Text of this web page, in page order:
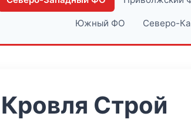
Южный ФО Северо-
Строй